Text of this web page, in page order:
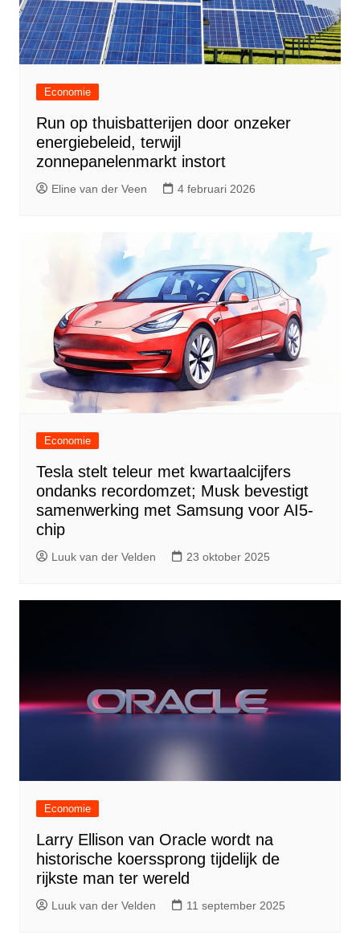
Economie
Run op thuisbatterijen door onzeker
energiebeleid, terwijl
zonnepanelenmarkt instort
Eline van der Veen 4 februari 2026
Economie
Tesla stelt teleur met kwartaalcijfers
ondanks recordomzet; Musk bevestigt
samenwerking met Samsung voor AI5-
chip
Luuk van der Velden 23 oktober 2025
Economie
Larry Ellison van Oracle wordt na
historische koerssprong tijdelijk de
rijkste man ter wereld
Luuk van der Velden 11 september 2025